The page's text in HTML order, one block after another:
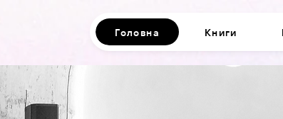
Головна Книги